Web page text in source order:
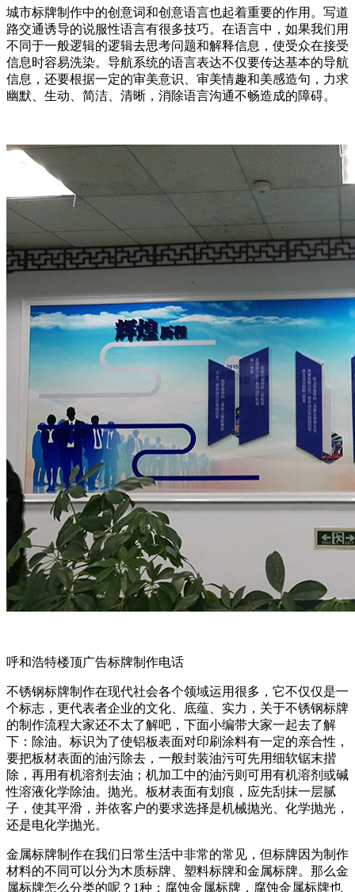
城市标牌制作中的创意词和创意语言也起着重要的作用。写道
路交通诱导的说服性语言有很多技巧。在语言中，如果我们用
不同于一般逻辑的逻辑去思考问题和解释信息，使受众在接受
信息时容易洗染。导航系统的语言表达不仅要传达基本的导航
信息，还要根据一定的审美意识、审美情趣和美感造句，力求
幽默、生动、简洁、清晰，消除语言沟通不畅造成的障碍。
呼和浩特楼顶广告标牌制作电话
不锈钢标牌制作在现代社会各个领域运用很多，它不仅仅是一
个标志，更代表者企业的文化、底蕴、实力，关于不锈钢标牌
的制作流程大家还不太了解吧，下面小编带大家一起去了解
下：除油。标识为了使铝板表面对印刷涂料有一定的亲合性，
要把板材表面的油污除去，一般封装油污可先用细软锯末揩
除，再用有机溶剂去油；机加工中的油污则可用有机溶剂或碱
性溶液化学除油。抛光。板材表面有划痕，应先刮抹一层腻
子，使其平滑，并依客户的要求选择是机械抛光、化学抛光，
还是电化学抛光。
金属标牌制作在我们日常生活中非常的常见，但标牌因为制作
材料的不同可以分为木质标牌、塑料标牌和金属标牌。那么金
属标牌怎么分类的呢？1种：腐蚀金属标牌，腐蚀金属标牌也